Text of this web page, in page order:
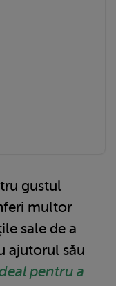
gustul
multor
sale de a
ajutorul său
pentru a